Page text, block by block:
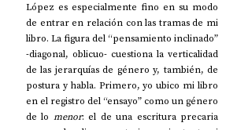
López es especialmente fino en su modo
de entrar en relación con las tramas de mi
libro. La figura del “pensamiento inclinado”
-diagonal, oblicuo- cuestiona la verticalidad
de las jerarquías de género y, también, de
postura y habla. Primero, yo ubico mi libro
en el registro del “ensayo” como un género
de lo menor: el de una escritura precaria